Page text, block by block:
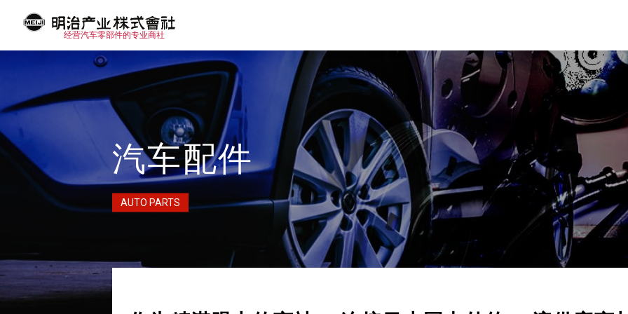
经营汽车零部件的专业商社
%{CHLOADING}%
汽车配件
AUTO PARTS